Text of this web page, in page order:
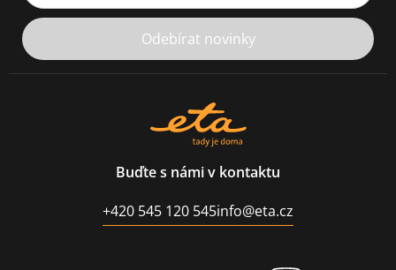
Odebírat novinky
Buďte s námi v kontaktu
+420 545 120 545info@eta.cz